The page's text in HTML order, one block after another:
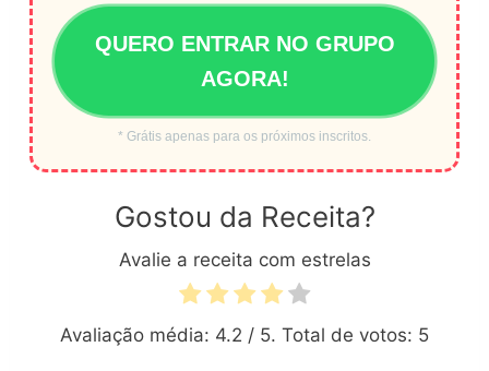
QUERO ENTRAR NO GRUPO
AGORA!
* Grátis apenas para os próximos inscritos.
Gostou da Receita?
Avalie a receita com estrelas
Avaliação média: 4.2 / 5. Total de votos: 5